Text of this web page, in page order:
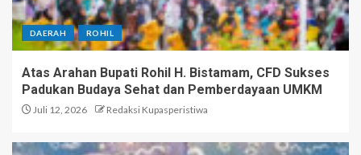
DAERAH ROHIL
Atas Arahan Bupati Rohil H. Bistamam, CFD Sukses
Padukan Budaya Sehat dan Pemberdayaan UMKM
Juli 12, 2026 Redaksi Kupasperistiwa